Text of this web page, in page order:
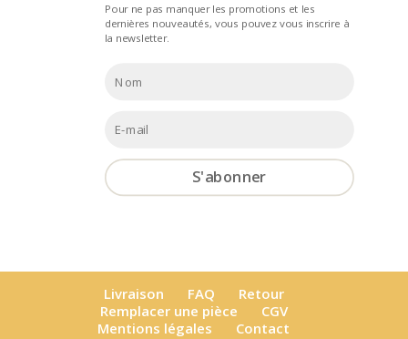
Pour ne pas manquer les promotions et les
dernières nouveautés, vous pouvez vous inscrire à
la newsletter.
S'abonner
Livraison FAQ
Retour
Remplacer une pièce
CGV
Mentions légales
Contact